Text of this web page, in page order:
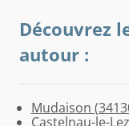
Découvrez
autour :
Mudaison
Castelnau-le-